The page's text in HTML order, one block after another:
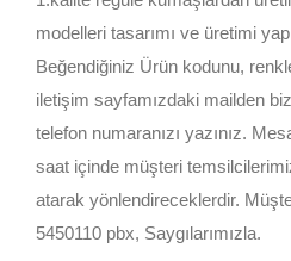
modelleri tasarımı ve üretimi
Beğendiğiniz Ürün kodunu,
iletişim sayfamızdaki mailden
telefon numaranızı yazınız.
saat içinde müşteri
atarak yönlendireceklerdir.
5450110 pbx, Saygılarımızla.